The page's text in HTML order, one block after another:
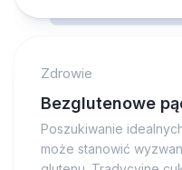
Zdrowie
Bezglutenowe
Poszukiwanie
może stanowić